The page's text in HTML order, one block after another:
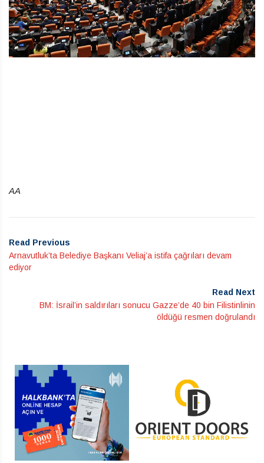
AA
Read Previous
Arnavutluk’ta Belediye Başkanı Veliaj’a istifa çağrıları devam
ediyor
Read Next
BM: İsrail’in saldırıları sonucu Gazze’de 40 bin Filistinlinin
öldüğü resmen doğrulandı